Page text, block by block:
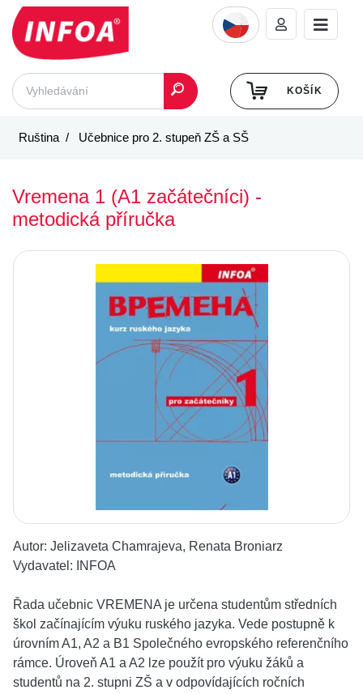
KOŠÍK
Ruština Učebnice pro 2. stupeň ZŠ a SŠ
Vremena 1 (A1 začátečníci) -
metodická příručka
Autor: Jelizaveta Chamrajeva, Renata Broniarz
Vydavatel:
INFOA
Řada učebnic VREMENA je určena studentům středních
škol začínajícím výuku ruského jazyka. Vede postupně k
úrovním A1, A2 a B1 Společného evropského referenčního
rámce. Úroveň A1 a A2 lze použít pro výuku žáků a
studentů na 2. stupni ZŠ a v odpovídajících ročních